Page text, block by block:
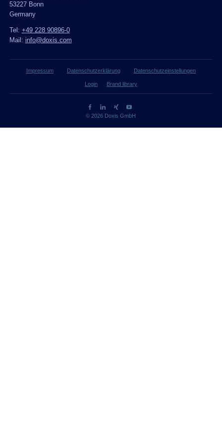
53227 Bonn
Germany
Tel: +49 228 90896-0
Mail: info@doxis.com
Impressum Datenschutzerklärung Datenschutzeinstellungen
Login Brand library
© 2026 Doxis GmbH